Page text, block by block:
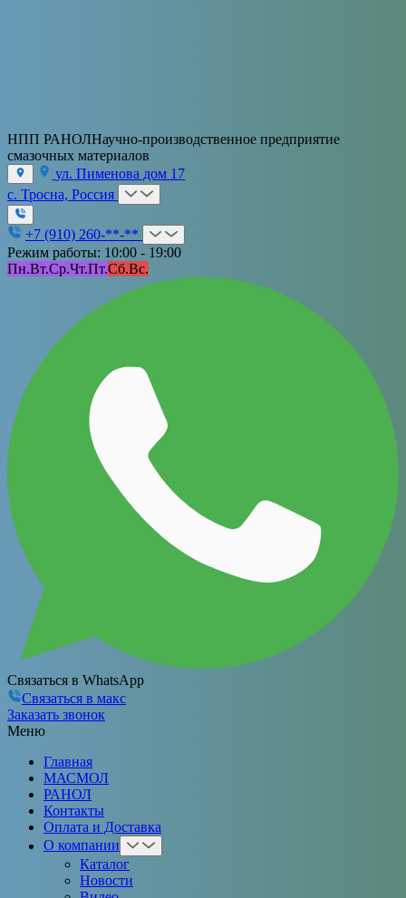
НПП РАНОЛНаучно-производственное предприятие
смазочных материалов
ул. Пименова дом 17
с. Тросна, Россия
+7 (910) 260-**-**
Режим работы: 10:00 - 19:00
Пн.Вт.Ср.Чт.Пт.Сб.Вс.
Связаться в WhatsApp
Связаться в макс
Заказать звонок
Меню
Главная
МАСМОЛ
РАНОЛ
Контакты
Оплата и Доставка
О компании
Каталог
Новости